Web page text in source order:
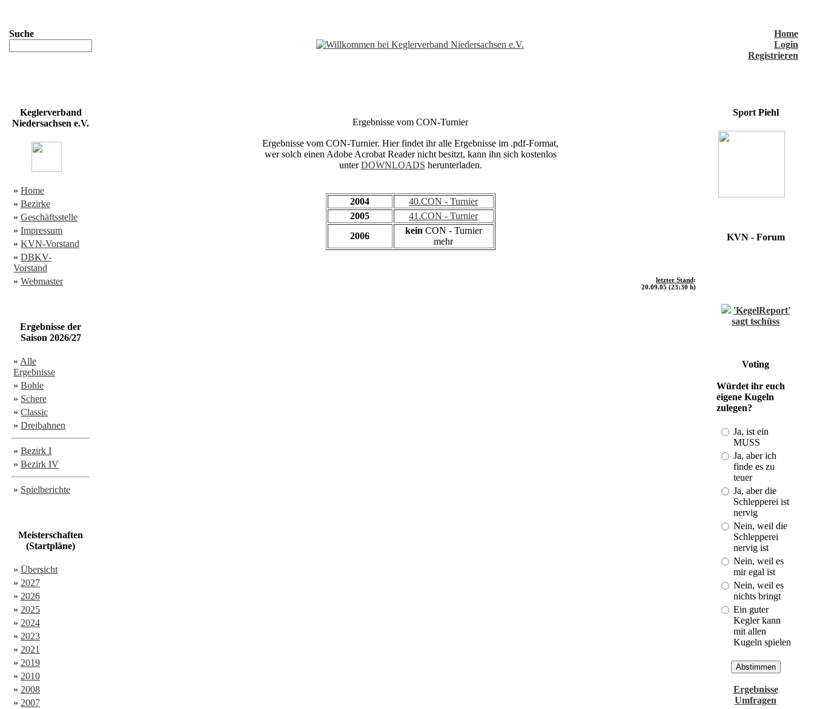
Suche
Home
Login
Registrieren
Keglerverband
Niedersachsen e.V.
» Home
» Bezirke
» Geschäftsstelle
» Impressum
» KVN-Vorstand
» DBKV-
Vorstand
» Webmaster
Ergebnisse der
Saison 2026/27
» Alle
Ergebnisse
» Bohle
» Schere
» Classic
» Dreibahnen
» Bezirk I
» Bezirk IV
» Spielberichte
Meisterschaften
(Startpläne)
» Übersicht
» 2027
» 2026
» 2025
» 2024
» 2023
» 2021
» 2019
» 2010
» 2008
» 2007
Ergebnisse vom CON-Turnier
Ergebnisse vom CON-Turnier. Hier findet ihr alle Ergebnisse im .pdf-Format,
wer solch einen Adobe Acrobat Reader nicht besitzt, kann ihn sich kostenlos
unterDOWNLOADS herunterladen.
2004
40.CON - Turnier
2005
41.CON - Turnier
2006
kein CON - Turnier
mehr
letzter Stand:
20.09.05 (23:30 h)
Sport Piehl
KVN - Forum
sagt tschüss
(Last: 21.08. -
und Spielberichte
(Last: 01.11. -
20:50)
Kegeln im
(Last: 19.08. -
DKB-
Strukturplan
2010-2013
(Last: 28.01. -
21:34)
ISV-
Gratulation an
Cuxhaven!
(Last: 30.03. -
21:01)
Voting
Würdet ihr euch
eigene Kugeln
zulegen?
Ja, ist ein
MUSS
Ja, aber ich
finde es zu
teuer
Ja, aber die
Schlepperei ist
nervig
Nein, weil die
Schlepperei
nervig ist
Nein, weil es
mir egal ist
Nein, weil es
nichts bringt
Ein guter
Kegler kann
mit allen
Kugeln spielen
Ergebnisse
Umfragen